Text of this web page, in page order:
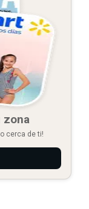
zona
cerca de ti!